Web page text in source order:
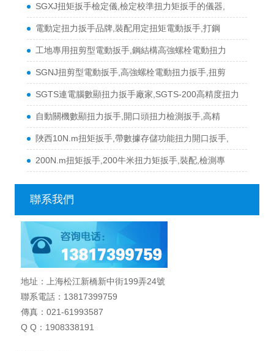
SGXJ扭矩扳手檢定儀,檢定校準扭力矩扳手的儀器,
電動定扭力扳手品牌,裝配用定扭矩電動扳手,打鋼
工地專用扭剪型電動扳手,鋼結構高強螺栓電動扭力
SGNJ扭剪型電動扳手,高強螺栓電動扭力扳手,扭剪
SGTS連電腦數顯扭力扳手廠家,SGTS-200高精度扭力
自動關機數顯扭力扳手,開口頭扭力檢測扳手,高精
陜西10N.m扭矩扳手,帶數據存儲功能扭力開口扳手,
200N.m扭矩扳手,200牛米扭力矩扳手,裝配,檢測專
聯系我們
地址：上海松江新橋新中街199弄24號
聯系電話：13817399759
傳真：021-61993587
Q Q：1908338191